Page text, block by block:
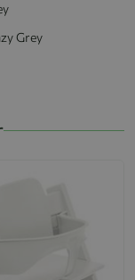
Grey